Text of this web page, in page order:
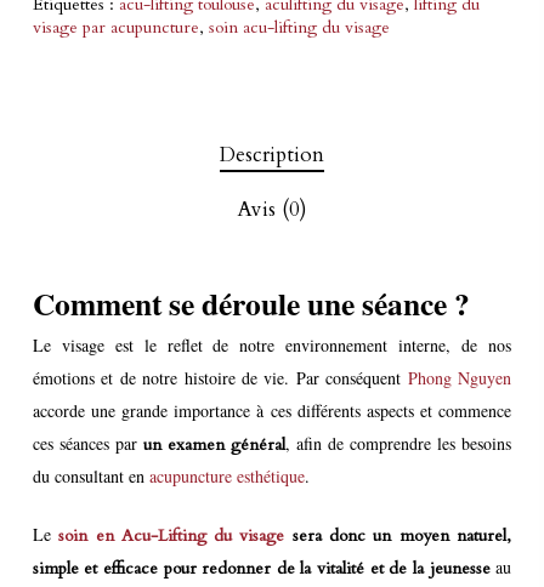
visage par acupuncture, soin acu-lifting du visage
Description
Avis (0)
Comment se déroule une séance ?
Le visage est le reflet de notre environnement interne, de nos
émotions et de notre histoire de vie. Par conséquent Phong Nguyen
accorde une grande importance à ces différents aspects et commence
ces séances par un examen général, afin de comprendre les besoins
du consultant en acupuncture esthétique.
Lesoin en Acu-Lifting du visage sera donc un moyen naturel,
simple et efficace pour redonner de la vitalité et de la jeunesseau